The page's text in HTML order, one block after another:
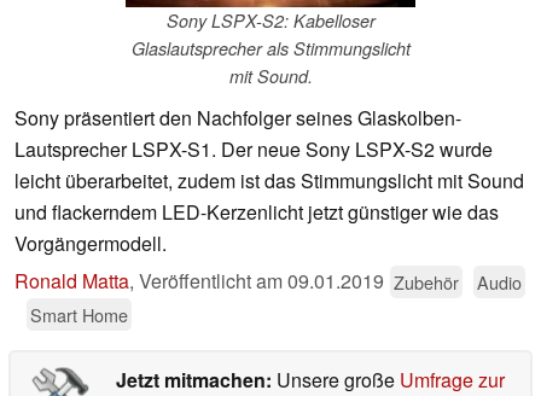
Sony LSPX-S2: Kabelloser
Glaslautsprecher als Stimmungslicht
mit Sound.
Sony präsentiert den Nachfolger seines Glaskolben-
Lautsprecher LSPX-S1. Der neue Sony LSPX-S2 wurde
leicht überarbeitet, zudem ist das Stimmungslicht mit Sound
und flackerndem LED-Kerzenlicht jetzt günstiger wie das
Vorgängermodell.
Ronald Matta, Veröffentlicht am09.01.2019 Zubehör
Audio
Smart Home
Jetzt mitmachen: Unsere große Umfrage zur